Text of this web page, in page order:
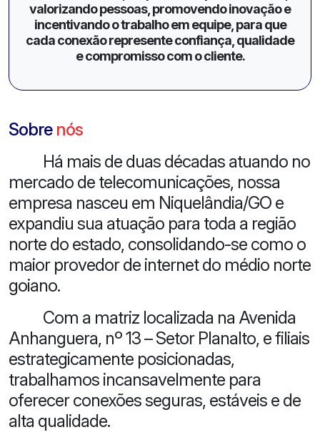
valorizando pessoas, promovendo inovação e
incentivando o trabalho em equipe, para que
cada conexão represente confiança, qualidade
e compromisso com o cliente.
Sobre nós
Há mais de duas décadas atuando no
mercado de telecomunicações, nossa
empresa nasceu em Niquelândia/GO e
expandiu sua atuação para toda a região
norte do estado, consolidando-se como o
maior provedor de internet do médio norte
goiano.
Com a matriz localizada na Avenida
Anhanguera, nº 13 – Setor Planalto, e filiais
estrategicamente posicionadas,
trabalhamos incansavelmente para
oferecer conexões seguras, estáveis e de
alta qualidade.